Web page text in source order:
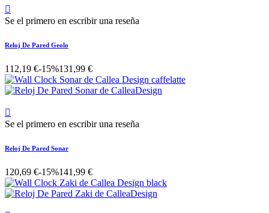

Se el primero en escribir una reseña
Reloj De Pared Geolo
112,19 €-15%131,99 €

Se el primero en escribir una reseña
Reloj De Pared Sonar
120,69 €-15%141,99 €